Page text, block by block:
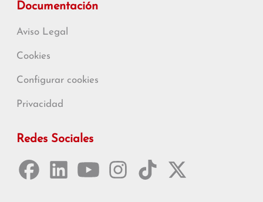
Documentación
Aviso Legal
Cookies
Configurar cookies
Privacidad
Redes Sociales